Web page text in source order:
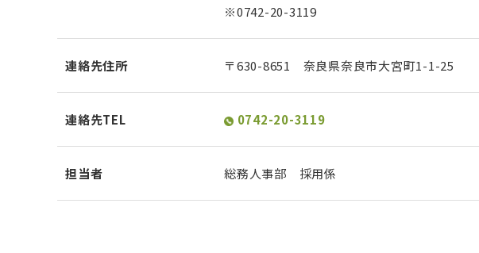
※0742-20-3119
連絡先住所 〒630-8651 奈良県奈良市大宮町1-1-25
連絡先TEL 0742-20-3119
担当者 総務人事部 採用係